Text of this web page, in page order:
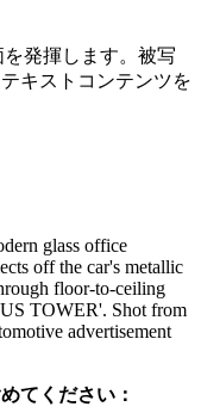
を発揮します。被写
キストコンテンツを
glass office
off the car's metallic
floor-to-ceiling
TOWER'. Shot from
advertisement
てください：